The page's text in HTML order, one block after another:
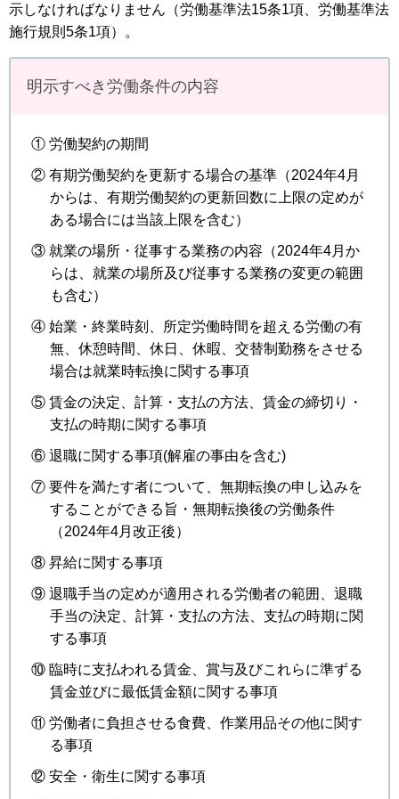
示しなければなりません（労働基準法15条1項、労働基準法
施行規則5条1項）。
明示すべき労働条件の内容
① 労働契約の期間
② 有期労働契約を更新する場合の基準（2024年4月
からは、有期労働契約の更新回数に上限の定めが
ある場合には当該上限を含む）
③ 就業の場所・従事する業務の内容（2024年4月か
らは、就業の場所及び従事する業務の変更の範囲
も含む）
④ 始業・終業時刻、所定労働時間を超える労働の有
無、休憩時間、休日、休暇、交替制勤務をさせる
場合は就業時転換に関する事項
⑤ 賃金の決定、計算・支払の方法、賃金の締切り・
支払の時期に関する事項
⑥ 退職に関する事項(解雇の事由を含む)
⑦ 要件を満たす者について、無期転換の申し込みを
することができる旨・無期転換後の労働条件
（2024年4月改正後）
⑧ 昇給に関する事項
⑨ 退職手当の定めが適用される労働者の範囲、退職
手当の決定、計算・支払の方法、支払の時期に関
する事項
⑩ 臨時に支払われる賃金、賞与及びこれらに準ずる
賃金並びに最低賃金額に関する事項
⑪ 労働者に負担させる食費、作業用品その他に関す
る事項
⑫ 安全・衛生に関する事項